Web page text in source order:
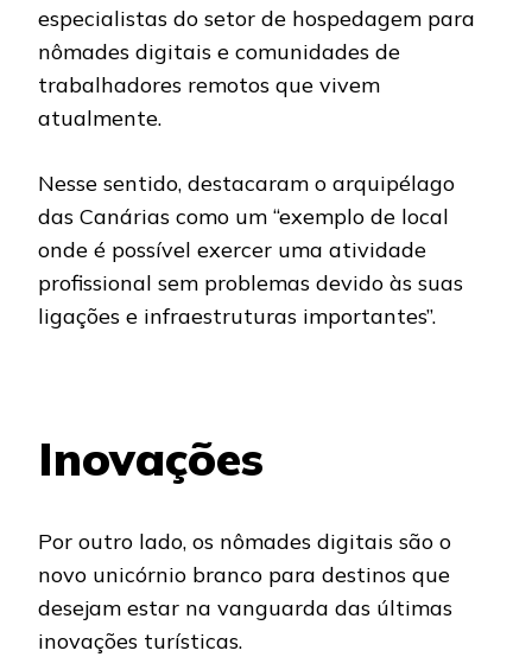
especialistas do setor de hospedagem para
nômades digitais e comunidades de
trabalhadores remotos que vivem
atualmente.
Nesse sentido, destacaram o arquipélago
das Canárias como um “exemplo de local
onde é possível exercer uma atividade
profissional sem problemas devido às suas
ligações e infraestruturas importantes”.
Inovações
Por outro lado, os nômades digitais são o
novo unicórnio branco para destinos que
desejam estar na vanguarda das últimas
inovações turísticas.